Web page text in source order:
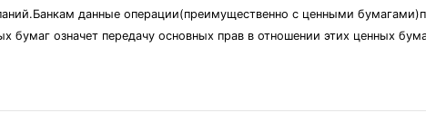
данные операции(преимущественно с ценными
бумаг означет передачу основных прав в отношении этих ценных